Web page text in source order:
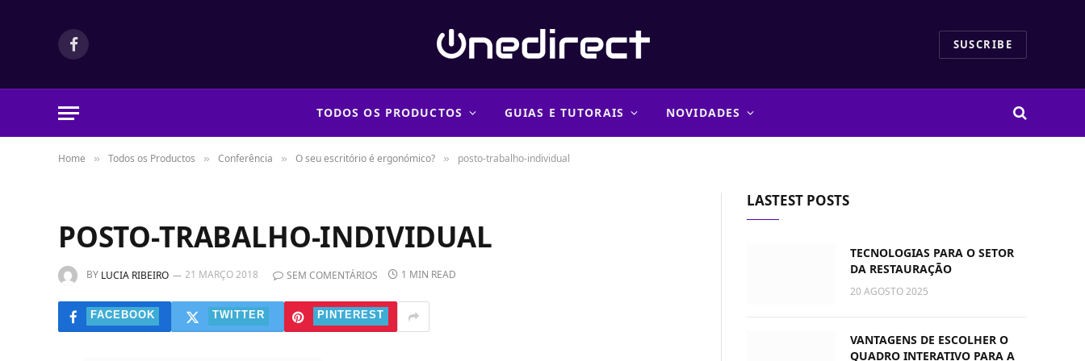
Facebook SUSCRIBE
TODOS OS PRODUCTOS GUIAS E TUTORAIS NOVIDADES
Home » Todos os Productos » Conferência » O seu escritório é ergonómico? » posto-trabalho-individual
POSTO-TRABALHO-INDIVIDUAL
BY LUCIA RIBEIRO 21 MARÇO 2018 SEM COMENTÁRIOS 1 MIN READ
FACEBOOK TWITTER PINTEREST
LASTEST POSTS
TECNOLOGIAS PARA O SETOR
DA RESTAURAÇÃO
20 AGOSTO 2025
VANTAGENS DE ESCOLHER O
QUADRO INTERATIVO PARA A